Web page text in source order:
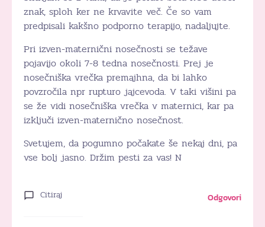
znak, sploh ker ne krvavite več. Če so vam
predpisali kakšno podporno terapijo, nadaljujte.
Pri izven-maternični nosečnosti se težave
pojavijo okoli 7-8 tedna nosečnosti. Prej je
nosečniška vrečka premajhna, da bi lahko
povzročila npr rupturo jajcevoda. V taki višini pa
se že vidi nosečniška vrečka v maternici, kar pa
izključi izven-maternično nosečnost.
Svetujem, da pogumno počakate še nekaj dni, pa
vse bolj jasno. Držim pesti za vas! N
Citiraj Odgovori